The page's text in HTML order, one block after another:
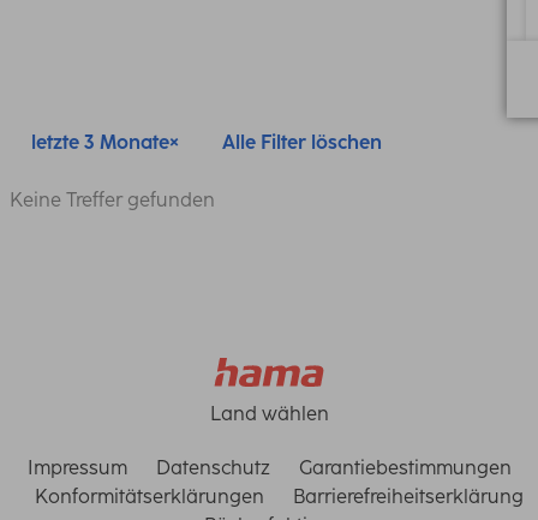
letzte 3 Monate Alle Filter löschen
Keine Treffer gefunden
Land wählen
Impressum Datenschutz
Garantiebestimmungen
Konformitätserklärungen
Barrierefreiheitserklärung